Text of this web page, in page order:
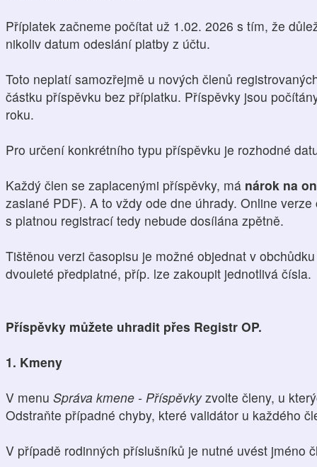
Příplatek začneme počítat už 1.02. 2026 s tím, že
nikoliv datum odeslání platby z účtu.
Toto neplatí samozřejmě u nových členů
částku příspěvku bez příplatku. Příspěvky jsou
roku.
Pro určení konkrétního typu příspěvku je rozhodné
Každý člen se zaplacenými příspěvky, má nárok na
zaslané PDF). A to vždy ode dne úhrady. Online
s platnou registrací tedy nebude dosílána zpětně.
Tištěnou verzi časopisu je možné objednat v
dvouleté předplatné, příp. lze zakoupit jednotlivá čísla.
Příspěvky můžete uhradit přes Registr OP.
1. Kmeny
V menu Správa kmene - Příspěvkyzvolte členy, u
Odstraňte případné chyby, které validátor u každého
V případě rodinných příslušníků je nutné uvést jméno